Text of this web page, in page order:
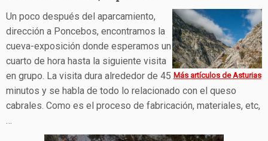
Más artículos de Asturias
Un poco después del aparcamiento,
dirección a Poncebos, encontramos la
cueva-exposición donde esperamos un
cuarto de hora hasta la siguiente visita
en grupo. La visita dura alrededor de 45
minutos y se habla de todo lo relacionado con el queso
cabrales. Como es el proceso de fabricación, materiales, etc,
…